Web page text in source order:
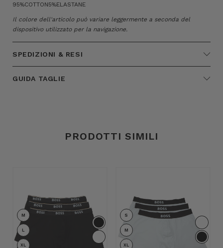
95%COTTON5%ELASTANE
Il colore dell'articolo può variare leggermente a seconda del
dispositivo utilizzato per la navigazione.
SPEDIZIONI & RESI
GUIDA TAGLIE
PRODOTTI SIMILI
M
L
XL
S
M
XL